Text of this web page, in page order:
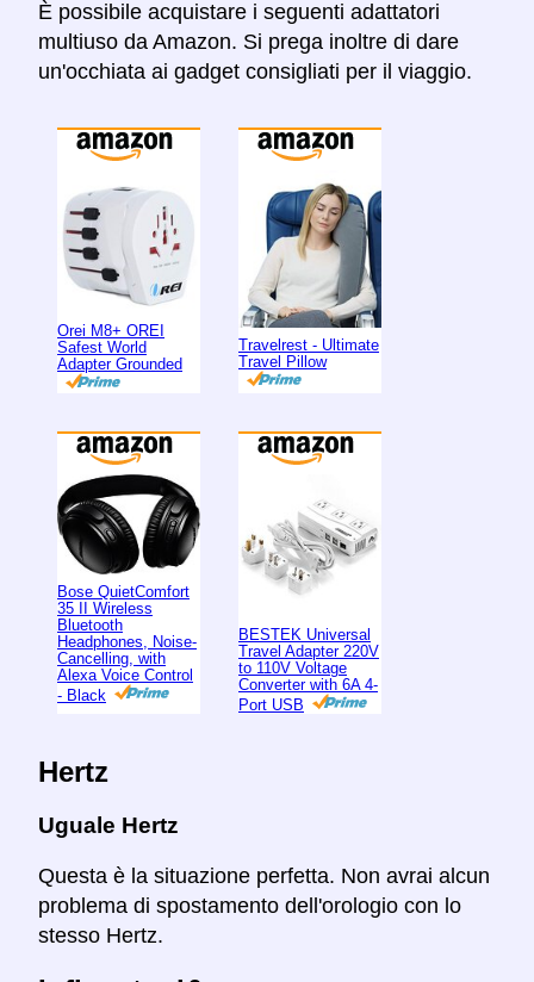
È possibile acquistare i seguenti adattatori
multiuso da Amazon. Si prega inoltre di dare
un'occhiata ai gadget consigliati per il viaggio.
Orei M8+ OREI
Safest World
Adapter Grounded
Travelrest - Ultimate
Travel Pillow
Bose QuietComfort
35 II Wireless
Bluetooth
Headphones, Noise-
Cancelling, with
Alexa Voice Control
- Black
BESTEK Universal
Travel Adapter 220V
to 110V Voltage
Converter with 6A 4-
Port USB
Hertz
Uguale Hertz
Questa è la situazione perfetta. Non avrai alcun
problema di spostamento dell'orologio con lo
stesso Hertz.